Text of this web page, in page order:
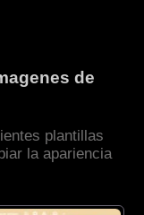
de
plantillas
la apariencia